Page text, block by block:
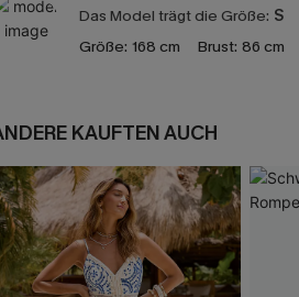
Das Model trägt die Größe: S
Größe: 168 cm Brust: 86 cm
KAUFTEN AUCH